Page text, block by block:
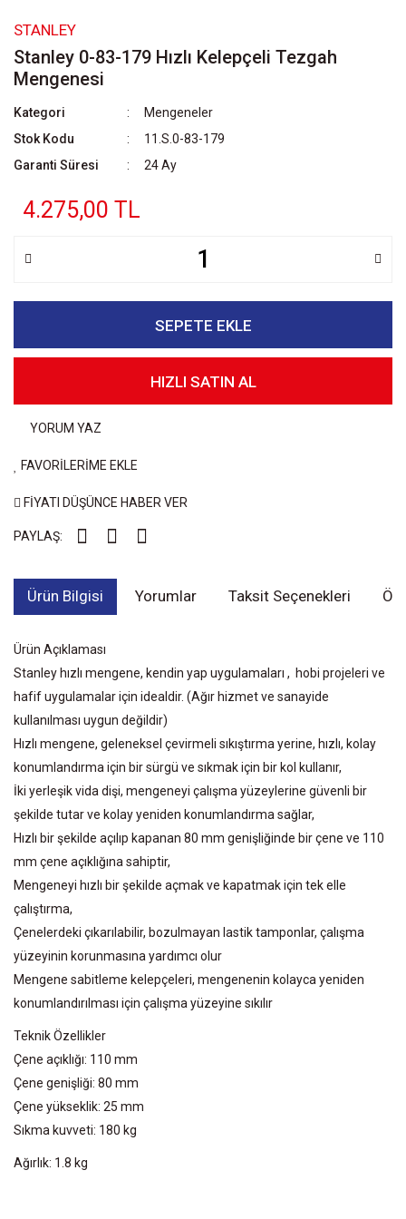
STANLEY
Stanley 0-83-179 Hızlı Kelepçeli Tezgah
Mengenesi
Kategori
Mengeneler
Stok Kodu
11.S.0-83-179
Garanti Süresi
24 Ay
4.275,00 TL
SEPETE EKLE
HIZLI SATIN AL
YORUM YAZ
FAVORİLERİME EKLE
FİYATI DÜŞÜNCE HABER VER
PAYLAŞ:
Ürün Bilgisi Yorumlar Taksit Seçenekleri
Ürün Açıklaması
Stanley hızlı mengene, kendin yap uygulamaları , hobi projeleri ve
hafif uygulamalar için idealdir. (Ağır hizmet ve sanayide
kullanılması uygun değildir)
Hızlı mengene, geleneksel çevirmeli sıkıştırma yerine, hızlı, kolay
konumlandırma için bir sürgü ve sıkmak için bir kol kullanır,
İki yerleşik vida dişi, mengeneyi çalışma yüzeylerine güvenli bir
şekilde tutar ve kolay yeniden konumlandırma sağlar,
Hızlı bir şekilde açılıp kapanan 80 mm genişliğinde bir çene ve 110
mm çene açıklığına sahiptir,
Mengeneyi hızlı bir şekilde açmak ve kapatmak için tek elle
çalıştırma,
Çenelerdeki çıkarılabilir, bozulmayan lastik tamponlar, çalışma
yüzeyinin korunmasına yardımcı olur
Mengene sabitleme kelepçeleri, mengenenin kolayca yeniden
konumlandırılması için çalışma yüzeyine sıkılır
Teknik Özellikler
Çene açıklığı: 110 mm
Çene genişliği: 80 mm
Çene yükseklik: 25 mm
Sıkma kuvveti: 180 kg
Ağırlık: 1.8 kg